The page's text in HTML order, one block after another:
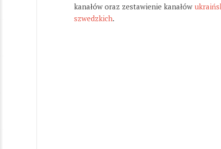
kanałów oraz zestawienie kanałów
szwedzkich.